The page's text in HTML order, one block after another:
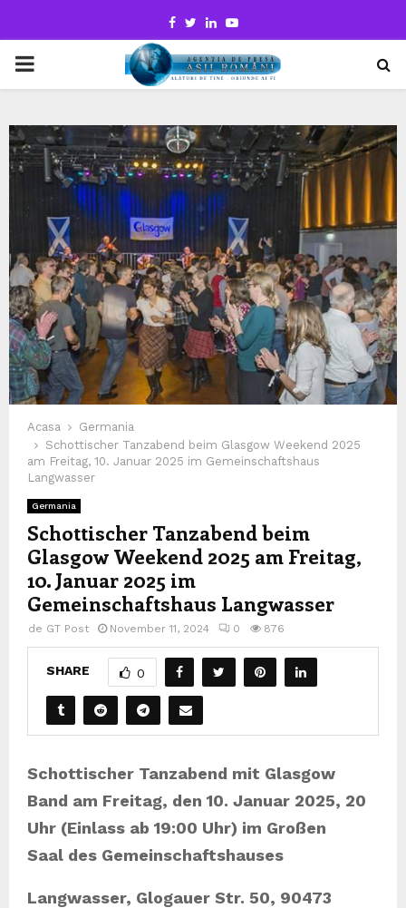
Facebook
TwitterLinkedinYoutube
PRIMARY
Acasa
Germania
Schottischer Tanzabend beim Glasgow Weekend 2025
am Freitag, 10. Januar 2025 im Gemeinschaftshaus
Langwasser
Germania
Schottischer Tanzabend beim
Glasgow Weekend 2025 am Freitag,
10. Januar 2025 im
Gemeinschaftshaus Langwasser
de GT Post November 11, 2024 0 876
SHARE 0
Schottischer Tanzabend mit Glasgow
Band am Freitag, den 10. Januar 2025, 20
Uhr (Einlass ab 19:00 Uhr) im Großen
Saal des Gemeinschaftshauses
Langwasser, Glogauer Str. 50, 90473